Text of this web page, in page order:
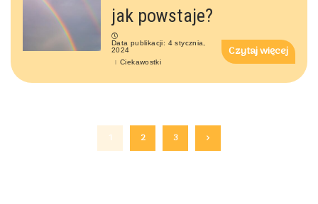
jak powstaje?
Data publikacji: 4 stycznia,
2024
Ciekawostki
Czytaj więcej
1 2 3